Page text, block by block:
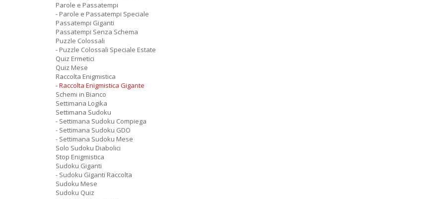
Parole e Passatempi
- Parole e Passatempi Speciale
Passatempi Giganti
Passatempi Senza Schema
Puzzle Colossali
- Puzzle Colossali Speciale Estate
Quiz Ermetici
Quiz Mese
Raccolta Enigmistica
- Raccolta Enigmistica Gigante
Schemi in Bianco
Settimana Logika
Settimana Sudoku
- Settimana Sudoku Compiega
- Settimana Sudoku GDO
- Settimana Sudoku Mese
Solo Sudoku Diabolici
Stop Enigmistica
Sudoku Giganti
- Sudoku Giganti Raccolta
Sudoku Mese
Sudoku Quiz